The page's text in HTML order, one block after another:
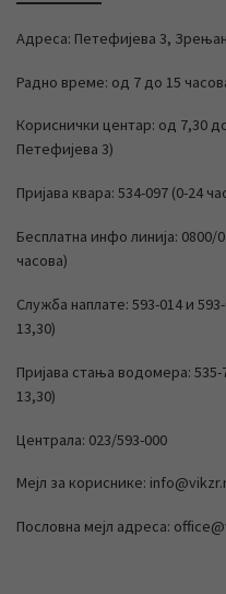
Адреса: Петефијева 3,
Радно време: од 7 до 15
Кориснички центар: од 7,30
Петефијева 3)
Пријава квара: 534-097 (0-24
Бесплатна инфо линија:
часова)
Служба наплате: 593-014 и
13,30)
Пријава стања водомера:
13,30)
Централа: 023/593-000
Мејл за кориснике:
Пословна мејл адреса: